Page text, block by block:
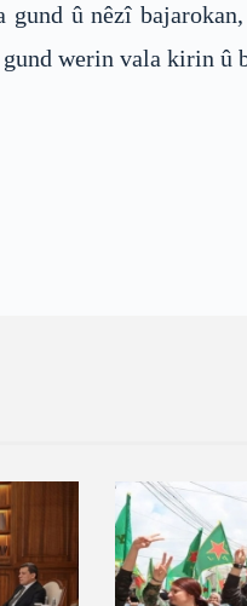
û nêzî
werin vala kirin û